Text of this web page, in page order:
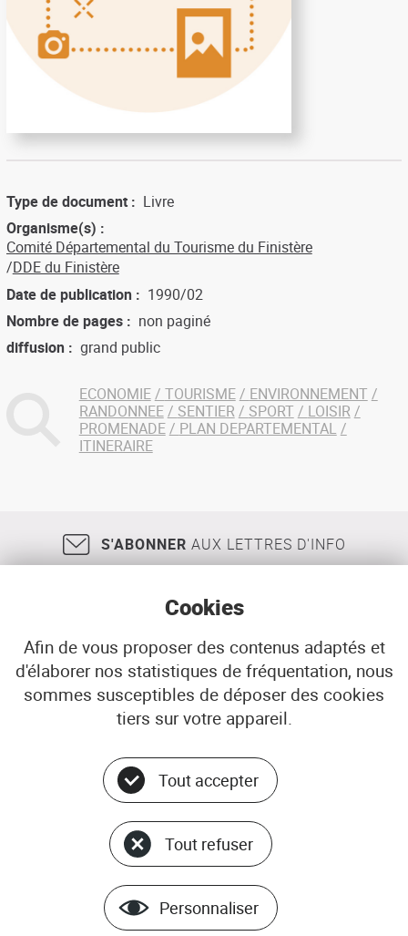
Type de document
Livre
Organisme(s)
Comité Départemental du Tourisme du Finistère
DDE du Finistère
Date de publication
1990/02
Nombre de pages
non paginé
diffusion
grand public
ECONOMIE TOURISME
ENVIRONNEMENT
RANDONNEE
SENTIER SPORT
LOISIR
PROMENADE
PLAN DEPARTEMENTAL
ITINERAIRE
S'ABONNER AUX LETTRES D'INFO
18, rue Jean Jaurès 29200 BREST
02 98 33 51 71
CONTACT
© ADEUPa
PLAN DU SITE
DONNÉES PERSONNELLES
GÉRER LES COOKIES
MENTIONS LÉGALES
Cookies
Afin de vous proposer des contenus adaptés et
d'élaborer nos statistiques de fréquentation, nous
sommes susceptibles de déposer des cookies
tiers sur votre appareil.
Tout accepter
Tout refuser
Personnaliser